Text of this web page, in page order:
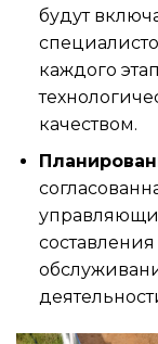
будут
каждого
качеством.